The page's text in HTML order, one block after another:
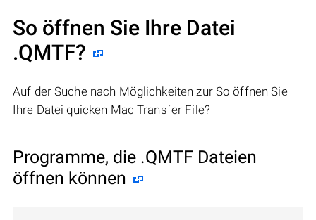
So öffnen Sie Ihre Datei
.QMTF?
Auf der Suche nach Möglichkeiten zur So öffnen Sie
Ihre Datei quicken Mac Transfer File?
Programme, die .QMTF Dateien
öffnen können